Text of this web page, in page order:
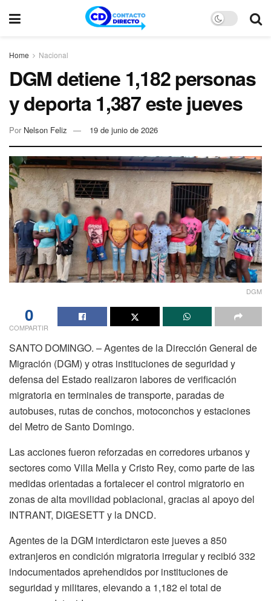
Home Nacional
DGM detiene 1,182 personas
y deporta 1,387 este jueves
Por Nelson Feliz 19 de junio de 2026
DGM
0
COMPARTIR
SANTO DOMINGO. – Agentes de la Dirección General de
Migración (DGM) y otras instituciones de seguridad y
defensa del Estado realizaron labores de verificación
migratoria en terminales de transporte, paradas de
autobuses, rutas de conchos, motoconchos y estaciones
del Metro de Santo Domingo.
Las acciones fueron reforzadas en corredores urbanos y
sectores como Villa Mella y Cristo Rey, como parte de las
medidas orientadas a fortalecer el control migratorio en
zonas de alta movilidad poblacional, gracias al apoyo del
INTRANT, DIGESETT y la DNCD.
Agentes de la DGM interdictaron este jueves a 850
extranjeros en condición migratoria irregular y recibió 332
indocumentados aprehendidos por instituciones de
seguridad y militares, elevando a 1,182 el total de